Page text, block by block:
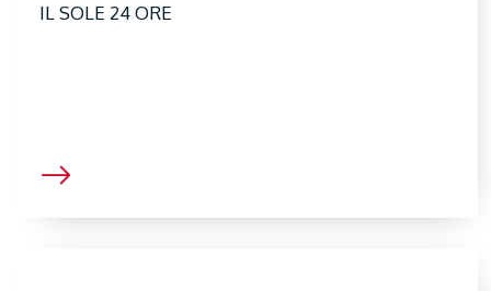
IL SOLE 24 ORE